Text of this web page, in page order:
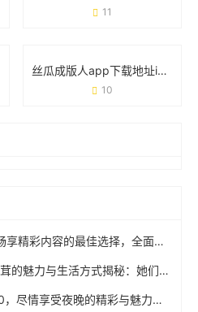
11
丝瓜成版人app下载地址ios版：如何快速获取并安全使用？
10
最佳选择，全面盘点免费v片所有免费网站！
活方式揭秘：她们的生活品味与独特风采分享
夜晚的精彩与魅力，视觉盛宴随时随地！